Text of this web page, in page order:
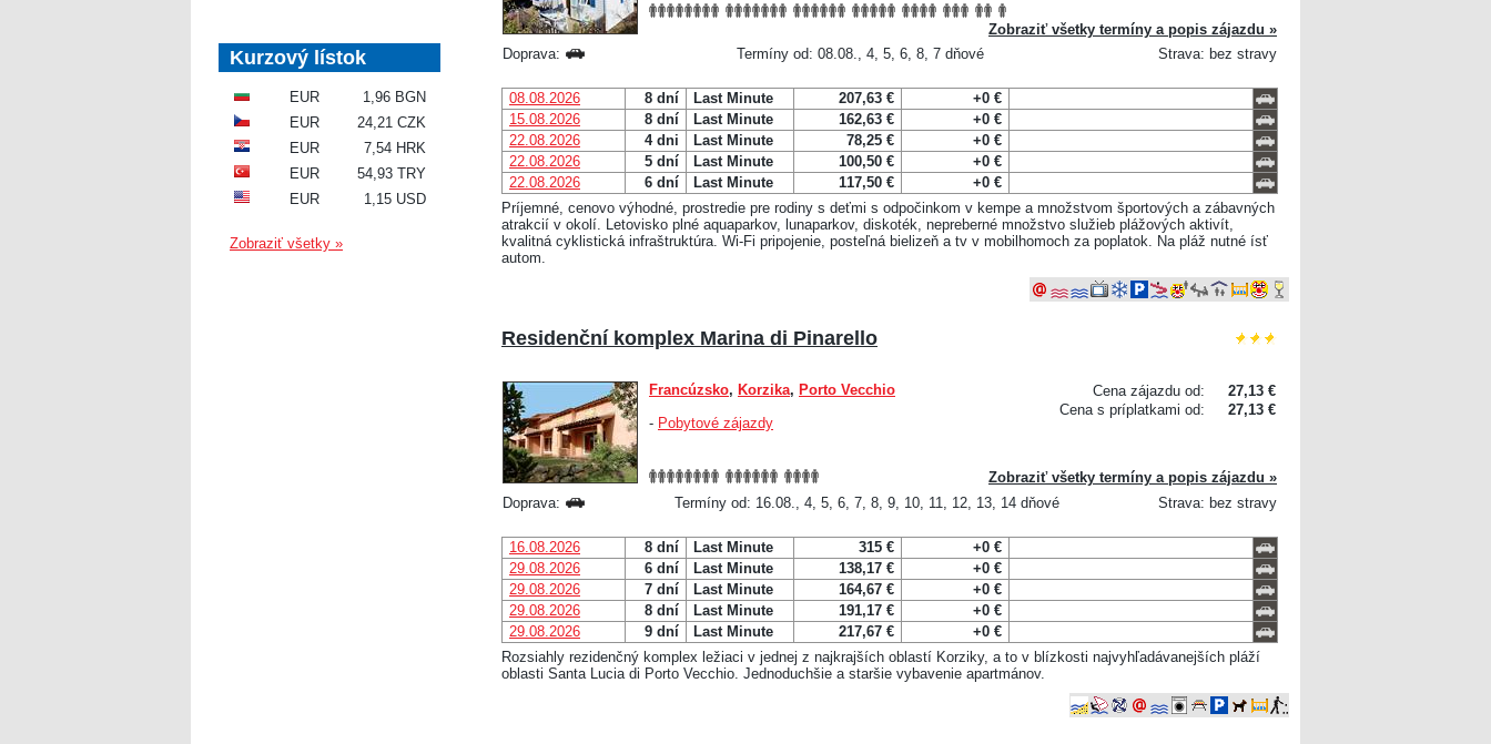
Zobraziť všetky termíny a popis zájazdu »
Doprava:
Termíny od: 08.08., 4, 5, 6, 8, 7 dňové Strava: bez stravy
08.08.2026 8 dní Last Minute 207,63 €
+0 €
15.08.2026
8 dní Last Minute 162,63 €
+0 €
22.08.2026
4 dni Last Minute 78,25 €
+0 €
22.08.2026
5 dní Last Minute 100,50 €
+0 €
22.08.2026
6 dní Last Minute 117,50 €
+0 €
Príjemné, cenovo výhodné, prostredie pre rodiny s deťmi s odpočinkom v kempe a množstvom športových a zábavných
atrakcií v okolí. Letovisko plné aquaparkov, lunaparkov, diskoték, nepreberné množstvo služieb plážových aktivít,
kvalitná cyklistická infraštruktúra. Wi-Fi pripojenie, posteľná bielizeň a tv v mobilhomoch za poplatok. Na pláž nutné ísť
autom.
Residenční komplex Marina di Pinarello
Cena zájazdu od:
27,13 €
Cena s príplatkami od:
27,13 €
Francúzsko, Korzika, Porto Vecchio
- Pobytové zájazdy
Zobraziť všetky termíny a popis zájazdu »
Doprava:
Termíny od: 16.08., 4, 5, 6, 7, 8, 9, 10, 11, 12, 13, 14 dňové Strava: bez stravy
16.08.2026 8 dní Last Minute 315 €
+0 €
29.08.2026
6 dní Last Minute 138,17 €
+0 €
29.08.2026
7 dní Last Minute 164,67 €
+0 €
29.08.2026
8 dní Last Minute 191,17 €
+0 €
29.08.2026
9 dní Last Minute 217,67 €
+0 €
Rozsiahly rezidenčný komplex ležiaci v jednej z najkrajších oblastí Korziky, a to v blízkosti najvyhľadávanejších pláží
oblasti Santa Lucia di Porto Vecchio. Jednoduchšie a staršie vybavenie apartmánov.
Kurzový lístok
EUR
1,96 BGN
EUR
24,21 CZK
EUR
7,54 HRK
EUR
54,93 TRY
EUR
1,15 USD
Zobraziť všetky »